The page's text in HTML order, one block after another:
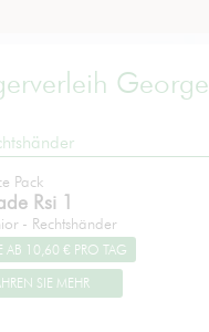
George
Pack
Rsi 1
- Rechtshänder
SIE MEHR